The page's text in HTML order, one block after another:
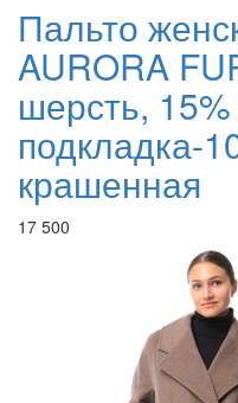
Пальто
AURORA
шерсть,
подкладка-
крашенная
17 500